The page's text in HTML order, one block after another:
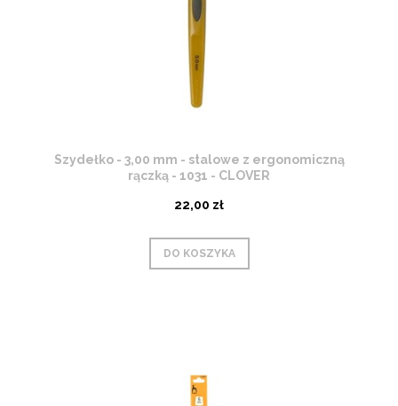
Szydełko - 3,00 mm - stalowe z ergonomiczną
rączką - 1031 - CLOVER
22,00 zł
DO KOSZYKA